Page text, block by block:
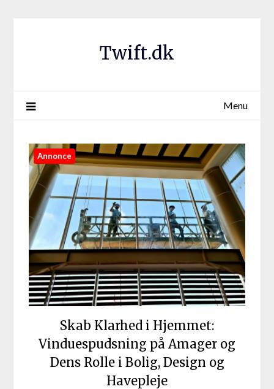
Twift.dk
Menu
Annonce
Skab Klarhed i Hjemmet:
Vinduespudsning på Amager og
Dens Rolle i Bolig, Design og
Havepleje